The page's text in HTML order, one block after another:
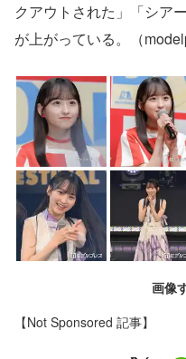
クアウトされた」「シア
が上がっている。（
画像
【Not Sponsored 記事】